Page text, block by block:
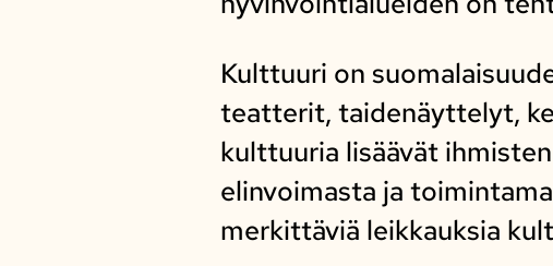
Kulttuuri on
teatterit, taidenäyttelyt,
kulttuuria lisäävät
elinvoimasta ja
merkittäviä leikkauksia